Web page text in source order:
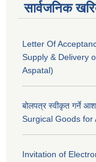
सार्वजनिक
Letter Of
Supply & Delivery
Aspatal)
बोलपत्र स्वीकृत गर्ने
Surgical Goods for
Invitation of